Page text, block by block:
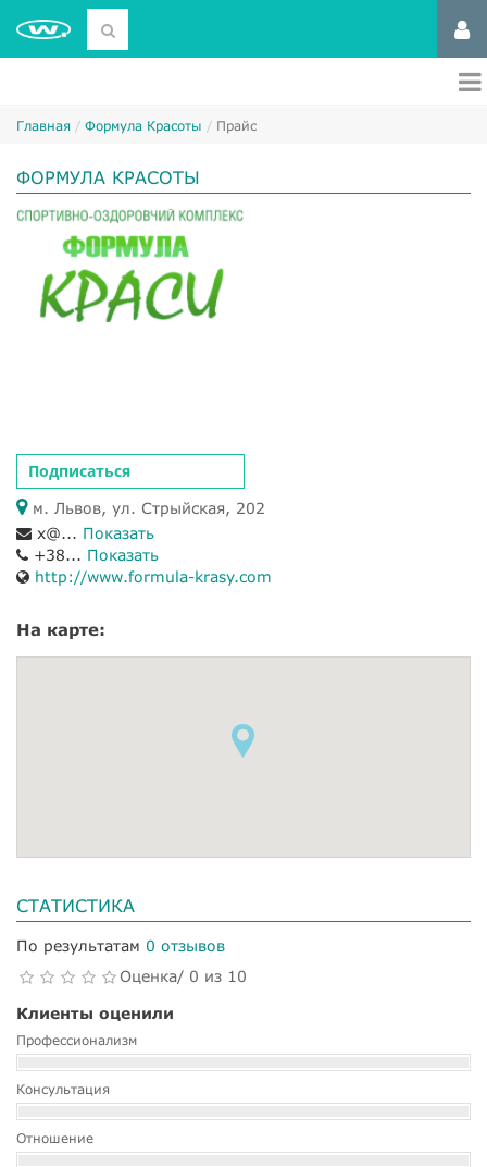
Главная Формула Красоты Прайс
ФОРМУЛА КРАСОТЫ
Подписаться
м. Львов, ул. Стрыйская, 202
x@... Показать
+38... Показать
http://www.formula-krasy.com
На карте:
СТАТИСТИКА
По результатам 0 отзывов
Оценка/ 0 из 10
Клиенты оценили
Профессионализм
Консультация
Отношение